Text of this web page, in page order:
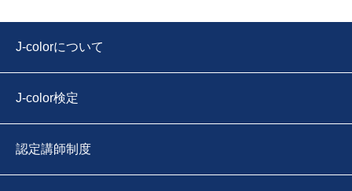
J-colorについて
J-color検定
認定講師制度